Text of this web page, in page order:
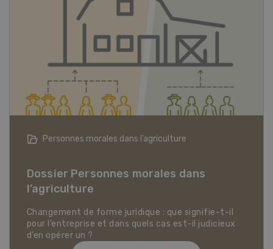
Articles biologiques
Dossier Articles biologiques